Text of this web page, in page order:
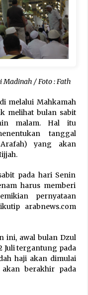
Haji 2026, 15.349
Gandeng Politisi PKB
Mulai Berangkat
Layanan Kian Mudah
VS Iran: Menang
Fasilitas Nuklir Iran
: Apa
/ Foto : Fath
melalui Mahkamah
melihat bulan sabit
malam. Hal itu
tanggal
yang akan
pada hari Senin
harus memberi
pernyataan
arabnews.com
ini, awal bulan Dzul
Juli tergantung pada
haji akan dimulai
berakhir pada